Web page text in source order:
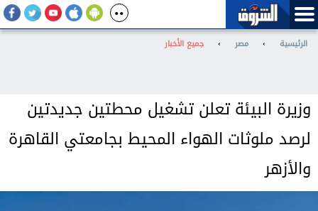
الرئيسية › مصر › جميع الأخبار
وزيرة البيئة تعلن تشغيل محطتين جديدتين
لرصد ملوثات الهواء المحيط بجامعتي القاهرة
والأزهر